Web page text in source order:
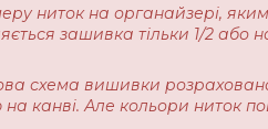
ниток на органайзері,
зашивка тільки 1/2 або
схема вишивки
канві. Але кольори ниток